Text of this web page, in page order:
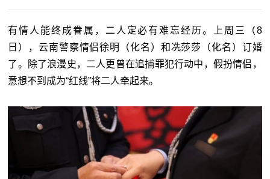
有情人能终成眷属，二人定必有难忘经历。上周三（8
日），云南警察情侣徐明（化名）和冼莎莎（化名）订婚
了。除了浪漫史，二人更曾在追捕罪犯行动中，假扮情侣，
意想不到成为“红线”将二人牵起来。